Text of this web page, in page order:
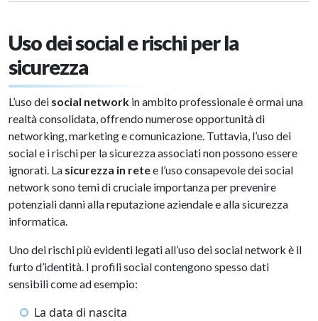
Uso dei social e rischi per la
sicurezza
L’uso dei social network in ambito professionale è ormai una
realtà consolidata, offrendo numerose opportunità di
networking, marketing e comunicazione. Tuttavia, l’uso dei
social e i rischi per la sicurezza associati non possono essere
ignorati. La sicurezza in retee l’uso consapevole dei social
network sono temi di cruciale importanza per prevenire
potenziali danni alla reputazione aziendale e alla sicurezza
informatica.
Uno dei rischi più evidenti legati all’uso dei social network è il
furto d’identità. I profili social contengono spesso dati
sensibili come ad esempio:
La data di nascita